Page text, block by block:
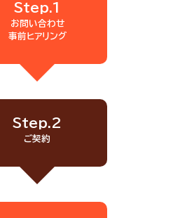
Step.1
お問い合わせ
事前ヒアリング
Step.2
ご契約